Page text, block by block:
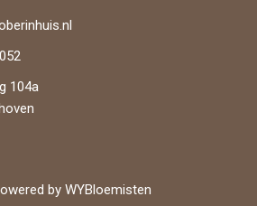
104a
by WYBloemisten